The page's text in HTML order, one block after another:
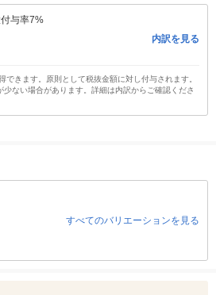
与率7%
内訳を見る
できます。原則として税抜金額に対し付与されます。
ない場合があります。詳細は内訳からご確認くださ
すべてのバリエーションを見る